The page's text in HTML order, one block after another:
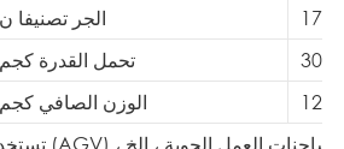
الجر تصنيفا ن
1700
تحمل القدرة كجم
3000
الوزن الصافي كجم
120